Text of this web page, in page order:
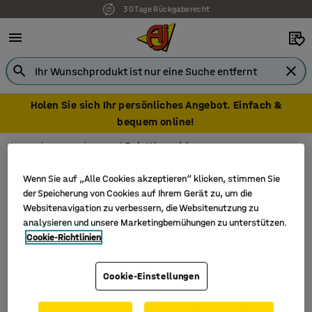
30 Tage Rückgaberecht
Holen Sie sich Ihr persönliches Angebot. Einfach &
bequem online!
Verpackungswerkzeuge Palettiernadeln
Filter
Wenn Sie auf „Alle Cookies akzeptieren“ klicken, stimmen Sie
der Speicherung von Cookies auf Ihrem Gerät zu, um die
Websitenavigation zu verbessern, die Websitenutzung zu
analysieren und unsere Marketingbemühungen zu unterstützen.
Cookie-Richtlinien
Cookie-Einstellungen